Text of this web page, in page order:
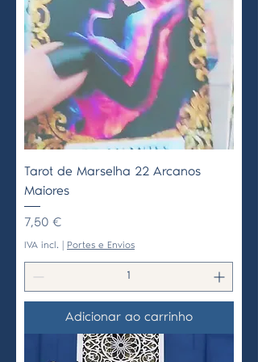
Tarot de Marselha 22 Arcanos
Maiores
Preço
7,50 €
IVA incl. Portes e Envios
Adicionar ao carrinho